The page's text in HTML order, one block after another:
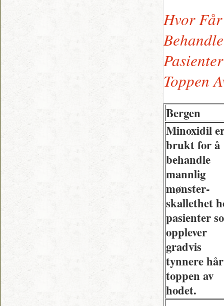
Hvor
Toppen
Bergen
Minoxidil
brukt for å
behandle
mannlig
mønster-
skallethet
pasienter
opplever
gradvis
tynnere
toppen av
hodet.